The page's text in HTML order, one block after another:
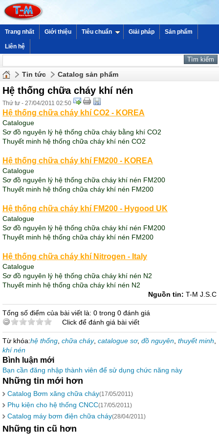
Trang nhất Giới thiệu Tiêu chuẩn Giải pháp Sản phẩm
Liên hệ
Tin tức Catalog sản phẩm
Hệ thống chữa cháy khí nén
Thứ tư - 27/04/2011 02:50
Hệ thống chữa cháy khí CO2 - KOREA
Catalogue
Sơ đồ nguyên lý hệ thống chữa cháy bằng khí CO2
Thuyết minh hệ thống chữa cháy khí nén CO2
Hệ thống chữa cháy khí FM200 - KOREA
Catalogue
Sơ đồ nguyên lý hệ thống chữa cháy khí nén FM200
Thuyết minh hệ thống chữa cháy khí nén FM200
Hệ thống chữa cháy khí FM200 - Hygood UK
Catalogue
Sơ đồ nguyên lý hệ thống chữa cháy khí nén FM200
Thuyết minh hệ thống chữa cháy khí nén FM200
Hệ thống chữa cháy khí Nitrogen - Italy
Catalogue
Sơ đồ nguyên lý hệ thống chữa cháy khí nén N2
Thuyết minh hệ thống chữa cháy khí nén N2
Nguồn tin: T-M J.S.C
Tổng số điểm của bài viết là: 0 trong 0 đánh giá
Click để đánh giá bài viết
Từ khóa:hệ thống chữa cháy, catalogue sơ, đồ nguyên thuyết minh
khí nén
Bình luận mới
Bạn cần đăng nhập thành viên để sử dụng chức năng này
Những tin mới hơn
Catalog Bơm xăng chữa cháy(17/05/2011)
Phụ kiện cho hệ thống CNCC(17/05/2011)
Catalog máy bơm điện chữa cháy(28/04/2011)
Những tin cũ hơn